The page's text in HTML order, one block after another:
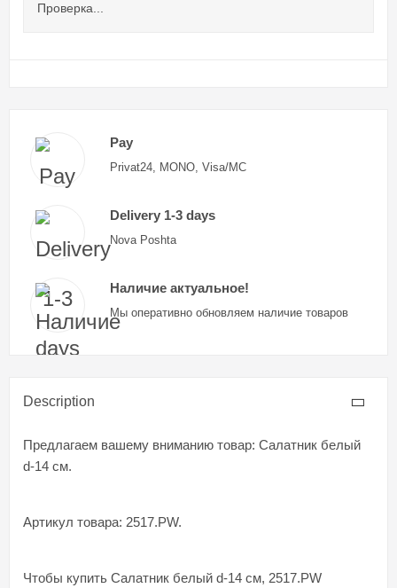
Проверка...
Pay
Privat24, MONO, Visa/MC
Delivery 1-3 days
Nova Poshta
Наличие актуальное!
Мы оперативно обновляем наличие товаров
Description
Предлагаем вашему вниманию товар: Салатник белый
d-14 см.
Артикул товара: 2517.PW.
Чтобы купить Салатник белый d-14 см, 2517.PW